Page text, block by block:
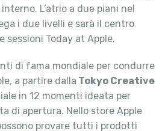
L’atrio a due piani nel
i due livelli e sarà il centro
sessioni Today at Apple.
di fama mondiale per condurre
a partire dalla Tokyo Creative
in 12 momenti ideata per
di apertura. Nello store Apple
provare tutti i prodotti